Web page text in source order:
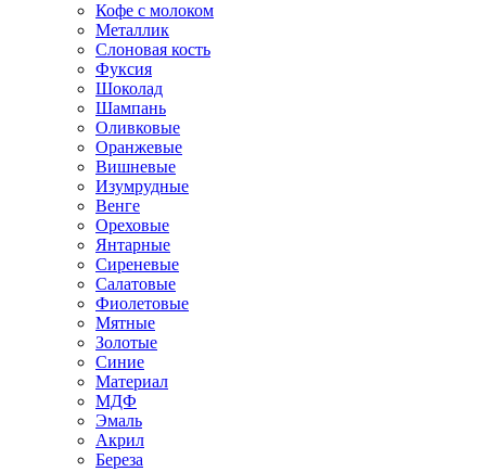
Кофе с молоком
Металлик
Слоновая кость
Фуксия
Шоколад
Шампань
Оливковые
Оранжевые
Вишневые
Изумрудные
Венге
Ореховые
Янтарные
Сиреневые
Салатовые
Фиолетовые
Мятные
Золотые
Синие
Материал
МДФ
Эмаль
Акрил
Береза